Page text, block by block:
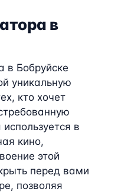
в
в Бобруйске
уникальную
кто хочет
в
кино,
этой
перед вами
позволяя